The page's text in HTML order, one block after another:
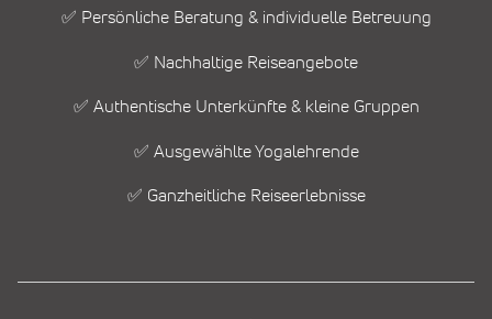
✅ Persönliche Beratung & individuelle Betreuung
✅ Nachhaltige Reiseangebote
✅ Authentische Unterkünfte & kleine Gruppen
✅ Ausgewählte Yogalehrende
✅ Ganzheitliche Reiseerlebnisse